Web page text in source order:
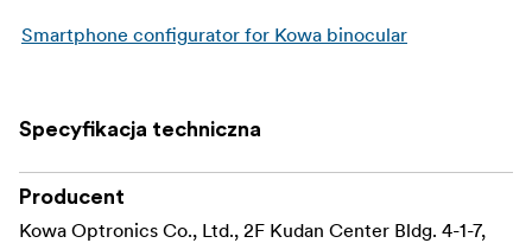
Smartphone configurator for Kowa binocular
Specyfikacja techniczna
Producent
Kowa Optronics Co., Ltd., 2F Kudan Center Bldg. 4-1-7,